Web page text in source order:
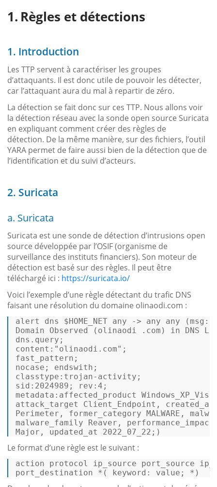
Règles et détections
1. Introduction
Les TTP servent à caractériser les groupes
d’attaquants. Il est donc utile de pouvoir les détecter,
car l’attaquant aura du mal à repartir de zéro.
La détection se fait donc sur ces TTP. Nous allons voir
la détection réseau avec la sonde open source Suricata
en expliquant comment créer des règles de
détection. De la même manière, sur des fichiers, l’outil
YARA permet de faire aussi bien de la détection que de
l’identification et du suivi d’acteurs.
2. Suricata
a. Suricata
Suricata est une sonde de détection d’intrusions open
source développée par l’OSIF (organisme de
surveillance des instituts financiers). Son moteur de
détection est basé sur des règles. Il peut être
téléchargé ici : https://suricata.io/
Voici l’exemple d’une règle détectant du trafic DNS
faisant une résolution du domaine olinaodi.com :
alert dns $HOME_NET any -> any any ( msg :
Domain Observed (olinaodi .com) in DNS
content : "olinaodi.com" ;
fast_pattern;
classtype
sid : 2024989 ; rev : 4
metadata :affected_product
attack_target Client_Endpoint,
Perimeter, former_category MALWARE,
malware_family Reaver,
Major, updated_at 2022_07_22 ;)
Le format d’une règle est le suivant :
action protocol ip_source port_source
port_destination *( keyword: value; *)